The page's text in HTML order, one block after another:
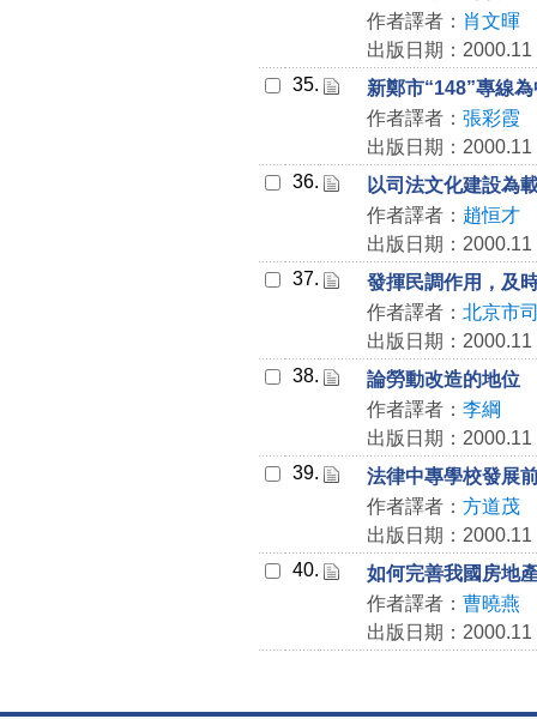
作者譯者： 肖文暉
出版日期：2000.11
35.
新鄭市“148”專線
作者譯者： 張彩霞
出版日期：2000.11
36.
以司法文化建設為
作者譯者： 趙恒才
出版日期：2000.11
37.
發揮民調作用，及
作者譯者： 北京市
出版日期：2000.11
38.
論勞動改造的地位
作者譯者： 李綱
出版日期：2000.11
39.
法律中專學校發展
作者譯者： 方道茂
出版日期：2000.11
40.
如何完善我國房地
作者譯者： 曹曉燕
出版日期：2000.11